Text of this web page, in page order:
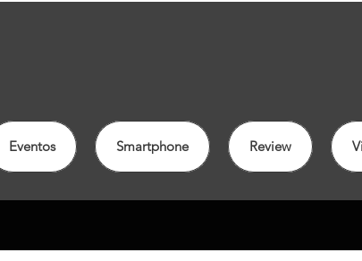
Eventos Smartphone Review